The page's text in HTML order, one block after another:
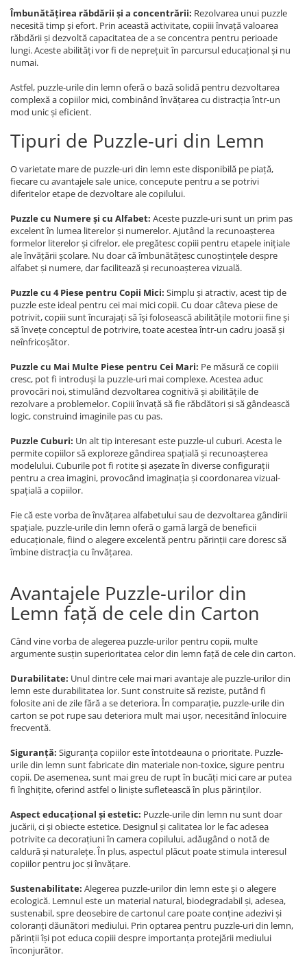
Îmbunătățirea răbdării și a concentrării: Rezolvarea unui puzzle
necesită timp și efort. Prin această activitate, copiii învață valoarea
răbdării și dezvoltă capacitatea de a se concentra pentru perioade
lungi. Aceste abilități vor fi de neprețuit în parcursul educațional și nu
numai.
Astfel, puzzle-urile din lemn oferă o bază solidă pentru dezvoltarea
complexă a copiilor mici, combinând învățarea cu distracția într-un
mod unic și eficient.
Tipuri de Puzzle-uri din Lemn
O varietate mare de puzzle-uri din lemn este disponibilă pe piață,
fiecare cu avantajele sale unice, concepute pentru a se potrivi
diferitelor etape de dezvoltare ale copilului.
Puzzle cu Numere și cu Alfabet: Aceste puzzle-uri sunt un prim pas
excelent în lumea literelor și numerelor. Ajutând la recunoașterea
formelor literelor și cifrelor, ele pregătesc copiii pentru etapele inițiale
ale învățării școlare. Nu doar că îmbunătățesc cunoștințele despre
alfabet și numere, dar facilitează și recunoașterea vizuală.
Puzzle cu 4 Piese pentru Copii Mici: Simplu și atractiv, acest tip de
puzzle este ideal pentru cei mai mici copii. Cu doar câteva piese de
potrivit, copiii sunt încurajați să își folosească abilitățile motorii fine și
să învețe conceptul de potrivire, toate acestea într-un cadru joasă și
neînfricoșător.
Puzzle cu Mai Multe Piese pentru Cei Mari: Pe măsură ce copiii
cresc, pot fi introduși la puzzle-uri mai complexe. Acestea aduc
provocări noi, stimulând dezvoltarea cognitivă și abilitățile de
rezolvare a problemelor. Copiii învață să fie răbdători și să gândească
logic, construind imaginile pas cu pas.
Puzzle Cuburi: Un alt tip interesant este puzzle-ul cuburi. Acesta le
permite copiilor să exploreze gândirea spațială și recunoașterea
modelului. Cuburile pot fi rotite și așezate în diverse configurații
pentru a crea imagini, provocând imaginația și coordonarea vizual-
spațială a copiilor.
Fie că este vorba de învățarea alfabetului sau de dezvoltarea gândirii
spațiale, puzzle-urile din lemn oferă o gamă largă de beneficii
educaționale, fiind o alegere excelentă pentru părinții care doresc să
îmbine distracția cu învățarea.
Avantajele Puzzle-urilor din
Lemn față de cele din Carton
Când vine vorba de alegerea puzzle-urilor pentru copii, multe
argumente susțin superioritatea celor din lemn față de cele din carton.
Durabilitate: Unul dintre cele mai mari avantaje ale puzzle-urilor din
lemn este durabilitatea lor. Sunt construite să reziste, putând fi
folosite ani de zile fără a se deteriora. În comparație, puzzle-urile din
carton se pot rupe sau deteriora mult mai ușor, necesitând înlocuire
frecventă.
Siguranță: Siguranța copiilor este întotdeauna o prioritate. Puzzle-
urile din lemn sunt fabricate din materiale non-toxice, sigure pentru
copii. De asemenea, sunt mai greu de rupt în bucăți mici care ar putea
fi înghițite, oferind astfel o liniște sufletească în plus părinților.
Aspect educațional și estetic: Puzzle-urile din lemn nu sunt doar
jucării, ci și obiecte estetice. Designul și calitatea lor le fac adesea
potrivite ca decorațiuni în camera copilului, adăugând o notă de
caldură și naturalețe. În plus, aspectul plăcut poate stimula interesul
copiilor pentru joc și învățare.
Sustenabilitate: Alegerea puzzle-urilor din lemn este și o alegere
ecologică. Lemnul este un material natural, biodegradabil și, adesea,
sustenabil, spre deosebire de cartonul care poate conține adezivi și
coloranți dăunători mediului. Prin optarea pentru puzzle-uri din lemn,
părinții își pot educa copiii despre importanța protejării mediului
înconjurător.